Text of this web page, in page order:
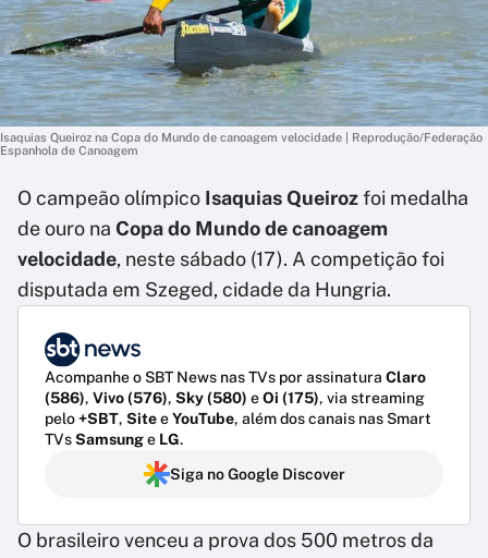
Isaquias Queiroz na Copa do Mundo de canoagem velocidade | Reprodução/Federação
Espanhola de Canoagem
O campeão olímpico Isaquias Queirozfoi medalha
de ouro na Copa do Mundo de canoagem
velocidade, neste sábado (17). A competição foi
disputada em Szeged, cidade da Hungria.
Acompanhe o SBT News nas TVs por assinatura Claro
(586), Vivo (576), Sky (580) eOi (175), via streaming
pelo+SBT, SiteeYouTube, além dos canais nas Smart
TVsSamsunge LG.
Siga no Google Discover
O brasileiro venceu a prova dos 500 metros da